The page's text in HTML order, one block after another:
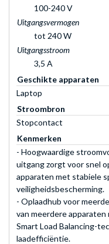
100-240 V
Uitgangsvermogen
tot 240 W
Uitgangsstroom
3,5 A
Geschikte apparaten
Laptop
Stroombron
Stopcontact
Kenmerken
- Hoogwaardige
uitgang zorgt voor snel
apparaten met stabiele
veiligheidsbescherming.
- Oplaadhub voor
van meerdere
Smart Load Balancing-
laadefficiëntie.